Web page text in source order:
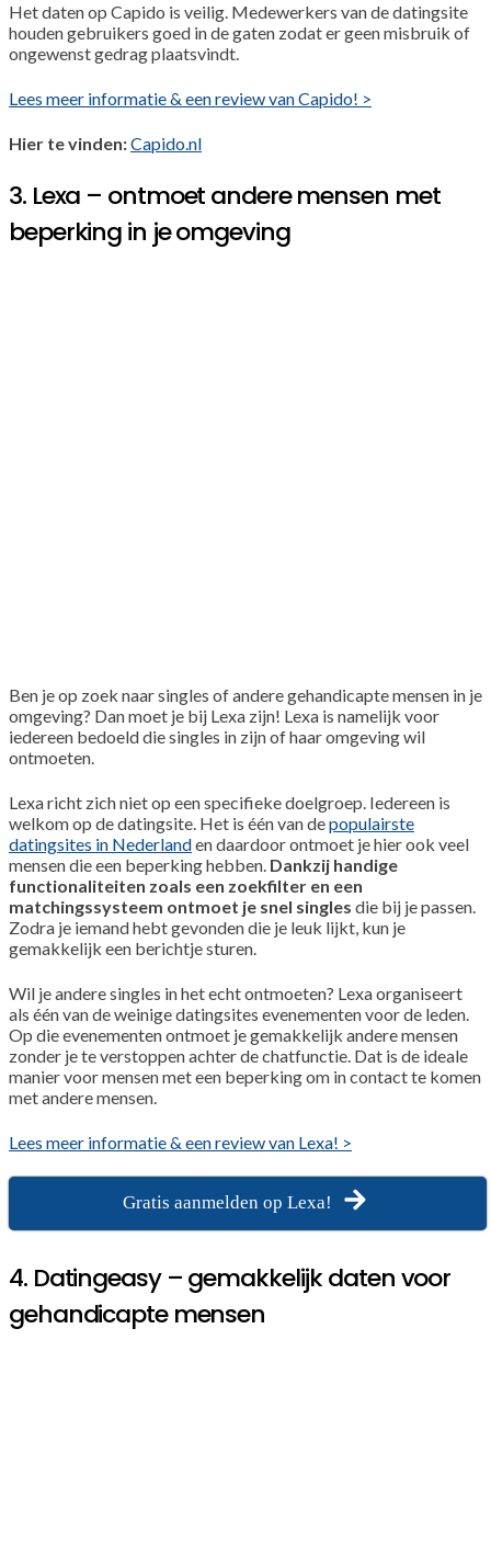
Het daten op Capido is veilig. Medewerkers van de datingsite
houden gebruikers goed in de gaten zodat er geen misbruik of
ongewenst gedrag plaatsvindt.
Lees meer informatie & een review van Capido! >
Hier te vinden:Capido.nl
3. Lexa – ontmoet andere mensen met
beperking in je omgeving
Ben je op zoek naar singles of andere gehandicapte mensen in je
omgeving? Dan moet je bij Lexa zijn! Lexa is namelijk voor
iedereen bedoeld die singles in zijn of haar omgeving wil
ontmoeten.
Lexa richt zich niet op een specifieke doelgroep. Iedereen is
welkom op de datingsite. Het is één van depopulairste
datingsites in Nederlanden daardoor ontmoet je hier ook veel
mensen die een beperking hebben. Dankzij handige
functionaliteiten zoals een zoekfilter en een
matchingssysteem ontmoet je snel singles die bij je passen.
Zodra je iemand hebt gevonden die je leuk lijkt, kun je
gemakkelijk een berichtje sturen.
Wil je andere singles in het echt ontmoeten? Lexa organiseert
als één van de weinige datingsites evenementen voor de leden.
Op die evenementen ontmoet je gemakkelijk andere mensen
zonder je te verstoppen achter de chatfunctie. Dat is de ideale
manier voor mensen met een beperking om in contact te komen
met andere mensen.
Lees meer informatie & een review van Lexa! >
Gratis aanmelden op Lexa!
4. Datingeasy – gemakkelijk daten voor
gehandicapte mensen